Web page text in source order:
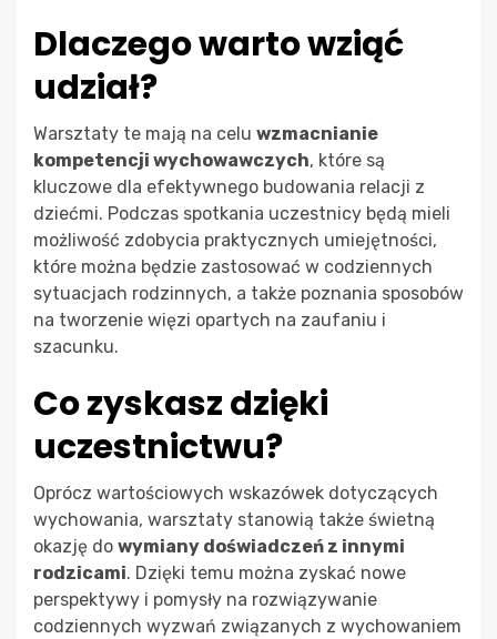
Dlaczego warto wziąć
udział?
Warsztaty te mają na celu wzmacnianie
kompetencji wychowawczych, które są
kluczowe dla efektywnego budowania relacji z
dziećmi. Podczas spotkania uczestnicy będą mieli
możliwość zdobycia praktycznych umiejętności,
które można będzie zastosować w codziennych
sytuacjach rodzinnych, a także poznania sposobów
na tworzenie więzi opartych na zaufaniu i
szacunku.
Co zyskasz dzięki
uczestnictwu?
Oprócz wartościowych wskazówek dotyczących
wychowania, warsztaty stanowią także świetną
okazję do wymiany doświadczeń z innymi
rodzicami. Dzięki temu można zyskać nowe
perspektywy i pomysły na rozwiązywanie
codziennych wyzwań związanych z wychowaniem